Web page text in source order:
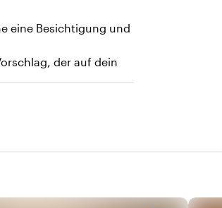
eine Besichtigung und
der auf dein